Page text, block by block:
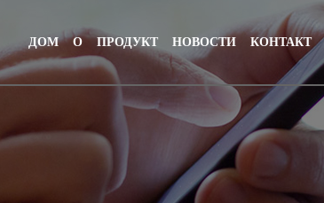
ДОМ О ПРОДУКТ НОВОСТИ КОНТАКТ